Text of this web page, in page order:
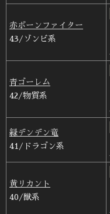
赤ボーンファイター
43/ゾンビ系
青ゴーレム
42/物質系
緑デンデン竜
41/ドラゴン系
黄リカント
40/獣系